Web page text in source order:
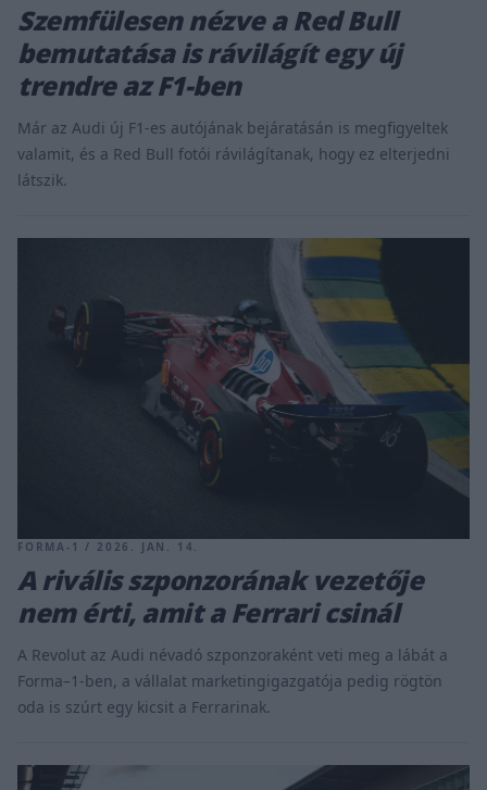
Szemfülesen nézve a Red Bull
bemutatása is rávilágít egy új
trendre az F1-ben
Már az Audi új F1-es autójának bejáratásán is megfigyeltek
valamit, és a Red Bull fotói rávilágítanak, hogy ez elterjedni
látszik.
FORMA-1 / 2026. JAN. 14.
A rivális szponzorának vezetője
nem érti, amit a Ferrari csinál
A Revolut az Audi névadó szponzoraként veti meg a lábát a
Forma–1-ben, a vállalat marketingigazgatója pedig rögtön
oda is szúrt egy kicsit a Ferrarinak.